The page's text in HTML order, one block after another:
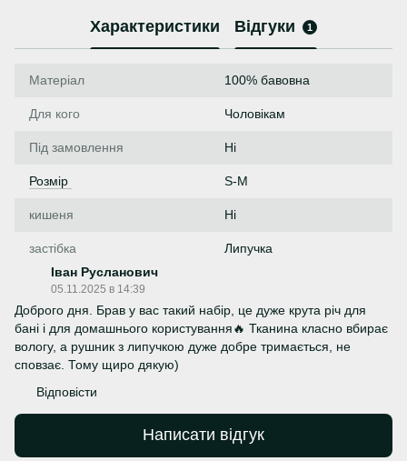
Характеристики Відгуки 1
Матеріал 100% бавовна
Для кого Чоловікам
Під замовлення Ні
Розмір S-M
кишеня Ні
застібка
Липучка
Іван Русланович
05.11.2025 в 14:39
Доброго дня. Брав у вас такий набір, це дуже крута річ для
бані і для домашнього користування🔥 Тканина класно вбирає
вологу, а рушник з липучкою дуже добре тримається, не
сповзає. Тому щиро дякую)
Відповісти
Написати відгук